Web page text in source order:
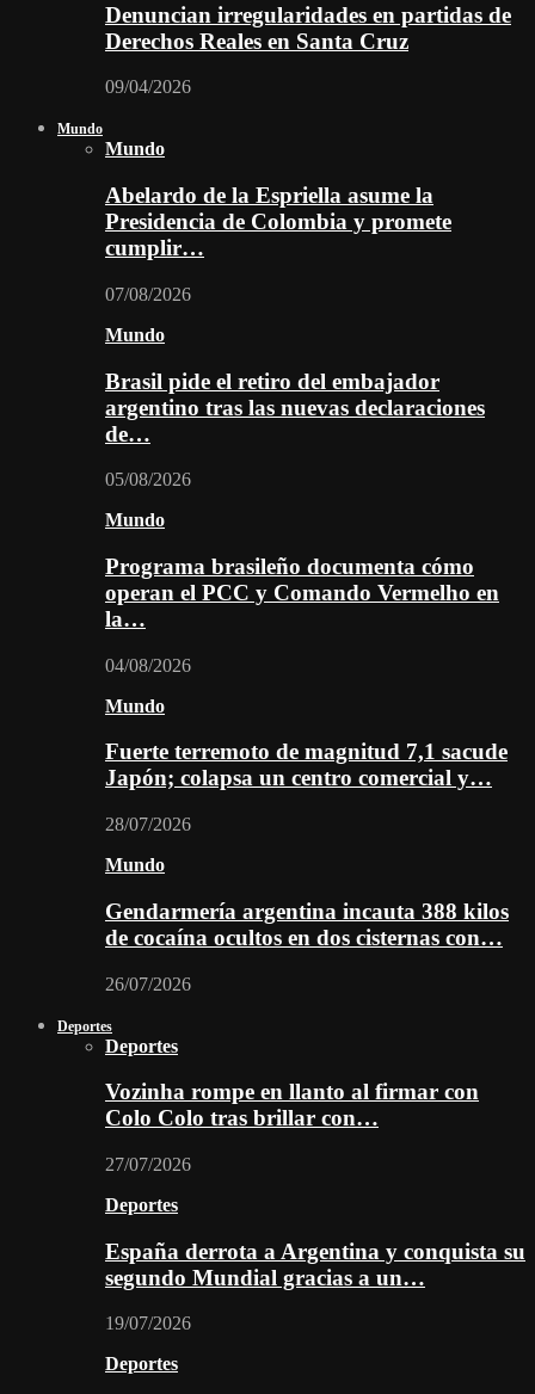
Denuncian irregularidades en partidas de
Derechos Reales en Santa Cruz
09/04/2026
Mundo
Mundo
Abelardo de la Espriella asume la
Presidencia de Colombia y promete
cumplir…
07/08/2026
Mundo
Brasil pide el retiro del embajador
argentino tras las nuevas declaraciones
de…
05/08/2026
Mundo
Programa brasileño documenta cómo
operan el PCC y Comando Vermelho en
la…
04/08/2026
Mundo
Fuerte terremoto de magnitud 7,1 sacude
Japón; colapsa un centro comercial y…
28/07/2026
Mundo
Gendarmería argentina incauta 388 kilos
de cocaína ocultos en dos cisternas con…
26/07/2026
Deportes
Deportes
Vozinha rompe en llanto al firmar con
Colo Colo tras brillar con…
27/07/2026
Deportes
España derrota a Argentina y conquista su
segundo Mundial gracias a un…
19/07/2026
Deportes